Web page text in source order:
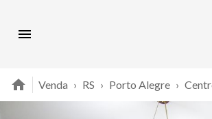
Venda › RS › Porto Alegre ›